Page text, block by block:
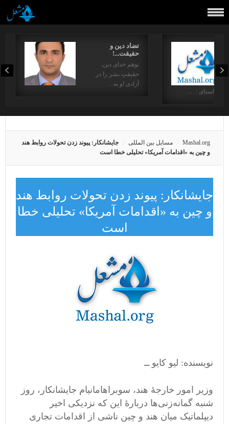
تضاد دین و
حقیقت...!
توهم خدای دین،
حقیقتِ بشر را در
آزادی او به…
در راستای : …
Mashal.org مسایل بین المللی
جایشانکار: پیوند زدن تحولات روابط هند
و چین به «اقدامات آمریکا» تحلیلی خطا است
جایشانکار: پیوند زدن تحولات روابط هند
و چین به «اقدامات آمریکا» تحلیلی خطا
است
نویسنده: لیو کایو ــ
وزیر امور خارجهٔ هند، سوبراهامانیام جایشانکار، روز
شنبه گمانه‌زنی‌ها دربارهٔ این که نزدیکی اخیر
دیپلماتیک میان هند و چین ناشی از اقدامات تجاری